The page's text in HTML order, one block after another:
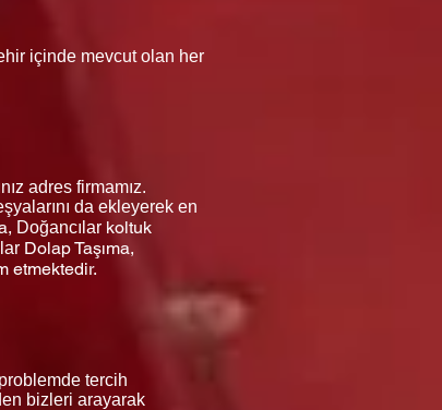
içinde mevcut olan her
adres firmamız.
da ekleyerek en
Doğancılar koltuk
Dolap Taşıma,
etmektedir.
tercih
bizleri arayarak